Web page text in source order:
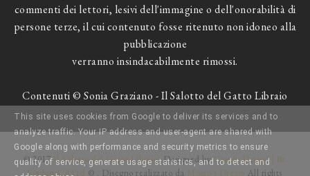
commenti dei lettori, lesivi dell'immagine o dell'onorabilità di
persone terze, il cui contenuto fosse ritenuto non idoneo alla
pubblicazione
verranno insindacabilmente rimossi.
Contenuti © Sonia Graziano - Il Salotto del Gatto Libraio
© 2017Il Salotto del Gatto Libraio. Designed byCatnip Design | Be
SophistiCATed © . Disegno realizzato da Momo's Dream All rights
This site uses cookies from Google to deliver its services and to
analyze traffic. Your IP address and user-agent are shared with
Google along with performance and security metrics to ensure
quality of service, generate usage statistics, and to detect and